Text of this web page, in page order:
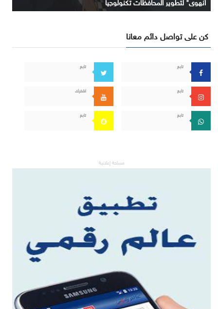
كن على تواصل دائم معانا
تابع تابع
تابع اشترك
تابع تابع
مساحة إعلانية